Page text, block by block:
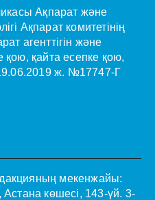
Ақпарат және
Ақпарат комитетінің
агенттігін және
қою, қайта есепке қою,
ж. №17747-Г
мекенжайы:
көшесі, 143-үй. 3-